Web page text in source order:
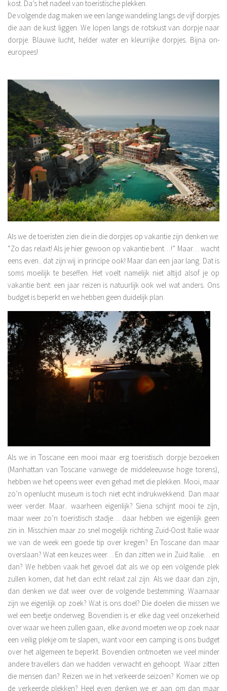
kost. Da’s het nadeel van toeristische plekken.
De volgende dag maken we een lange wandeling langs de vijf dorpjes
die aan de kust liggen. We lopen langs de rotskust van dorpje naar
dorpje. Blauwe lucht, helder water en kleurrijke dorpjes. Bijna on-
europees!
Als we de toeristen zien die in die dorpjes op vakantie zijn denken we:
“Zo das relaxt! Als je hier gewoon op vakantie bent…!” Maar… wacht
eens even.. dat zijn wij in principe ook! Maar dan een jaar lang. Dat is
soms moeilijk te beseffen. Het voelt namelijk niet altijd alsof je op
vakantie bent: een jaar reizen is natuurlijk ook wel wat anders. Ons
budget is beperkt en we hebben geen duidelijk plan.
Als we in Toscane een mooi maar erg toeristisch dorpje bezoeken
(Manhattan van Toscane vanwege de middeleeuwse hoge torens),
hebben we het opeens weer even gehad met die plekken. Mooi, maar
zo’n openlucht museum is toch niet echt indrukwekkend. Dan maar
weer verder. Maar.. waarheen eigenlijk? Siena schijnt mooi te zijn,
maar weer zo’n toeristisch stadje… daar hebben we eigenlijk geen
zin in. Misschien maar zo snel mogelijk richting Zuid-Oost Italie waar
we van de week een goede tip over kregen? En Toscane dan maar
overslaan? Wat een keuzes weer… En dan zitten we in Zuid Italie… en
dan? We hebben vaak het gevoel dat als we op een volgende plek
zullen komen, dat het dan echt relaxt zal zijn. Als we daar dan zijn,
dan denken we dat weer over de volgende bestemming. Waarnaar
zijn we eigenlijk op zoek? Wat is ons doel? Die doelen die missen we
wel een beetje onderweg. Bovendien is er elke dag veel onzekerheid
over waar we heen zullen gaan, elke avond moeten we op zoek naar
een veilig plekje om te slapen, want voor een camping is ons budget
over het algemeen te beperkt. Bovendien ontmoeten we veel minder
andere travellers dan we hadden verwacht en gehoopt. Waar zitten
die mensen dan? Reizen we in het verkeerde seizoen? Komen we op
de verkeerde plekken? Heel even denken we er aan om dan maar